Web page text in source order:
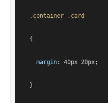
.container .card
  {
margin: 40px 20px;
  }